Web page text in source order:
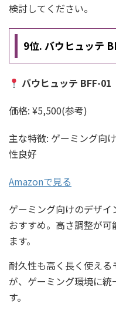
検討してください。
9位. バウヒュッテ
バウヒュッテ BFF-01
価格: ¥5,500(参考)
主な特徴: ゲーミング向
性良好
Amazonで見る
ゲーミング向けのデザ
おすすめ。高さ調整が
ます。
耐久性も高く長く使える
が、ゲーミング環境に
す。